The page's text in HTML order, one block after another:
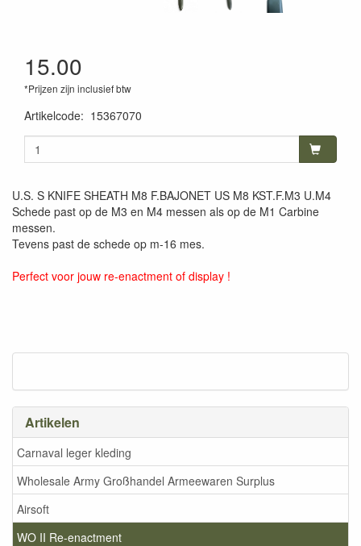
Artikelen
Carnaval leger kleding
Wholesale Army Großhandel Armeewaren Surplus
Airsoft
WO II Re-enactment
15.00
*Prijzen zijn inclusief btw
Artikelcode: 15367070
U.S. S KNIFE SHEATH M8 F.BAJONET US M8 KST.F.M3 U.M4
Schede past op de M3 en M4 messen als op de M1 Carbine
messen.
Tevens past de schede op m-16 mes.
Perfect voor jouw re-enactment of display !